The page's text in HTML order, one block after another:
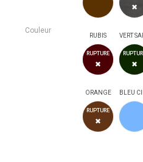
Couleur
✖
RUBIS
RUPTURE
✖
RUBIS
✖
ORANGE
RUPTURE
✖
BLEU